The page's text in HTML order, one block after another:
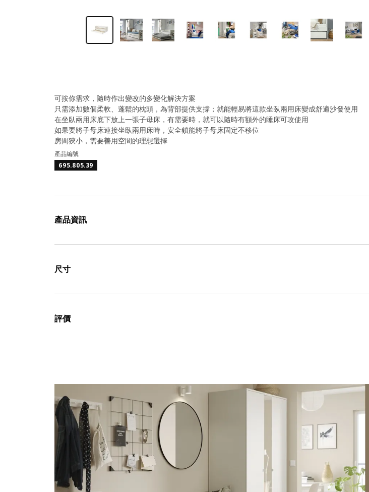
可按你需求，隨時作出變改的多變化解決方案
只需添加數個柔軟、蓬鬆的枕頭，為背部提供支撐；就能輕易將這款坐臥兩用床變成舒適沙發使用
在坐臥兩用床底下放上一張子母床，有需要時，就可以隨時有額外的睡床可攻使用
如果要將子母床連接坐臥兩用床時，安全鎖能將子母床固定不移位
房間狹小，需要善用空間的理想選擇
產品編號
695.805.39
產品資訊
尺寸
評價